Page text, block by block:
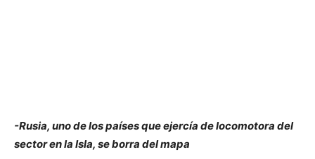
-Rusia, uno de los países que ejercía de locomotora del
sector en la Isla, se borra del mapa